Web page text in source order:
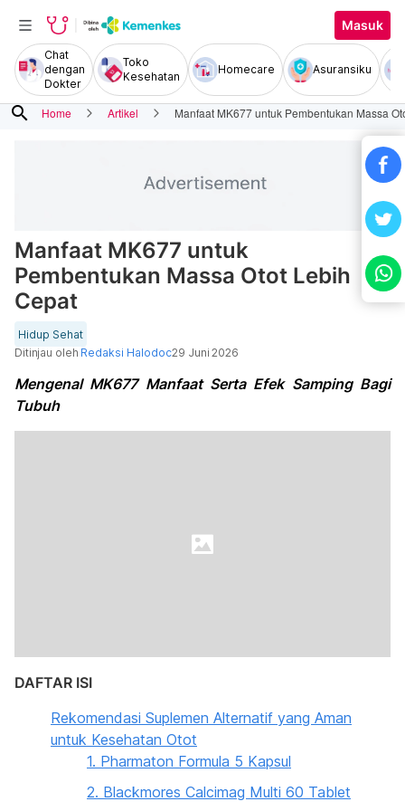
Masuk
Chat
dengan
Dokter
Toko
Kesehatan
Homecare Asuransiku
search Home Artikel Manfaat MK677 untuk Pembentukan Massa
Manfaat MK677 untuk
Pembentukan Massa Otot Lebih
Cepat
Hidup Sehat
Ditinjau oleh Redaksi Halodoc29 Juni 2026
Mengenal MK677 Manfaat Serta Efek Samping Bagi
Tubuh
DAFTAR ISI
Rekomendasi Suplemen Alternatif yang Aman
untuk Kesehatan Otot
1. Pharmaton Formula 5 Kapsul
2. Blackmores Calcimag Multi 60 Tablet